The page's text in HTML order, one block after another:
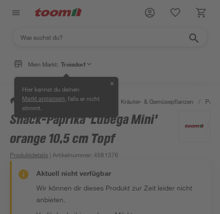
Mein Markt: Troisdorf
Hier kannst du deinen
Markt anpassen , falls er nicht
stimmt.
✕
/ Garten & Freizeit / Pflanzen Kräuter- & Gemüsepflanzen /
Snack-Paprika 'Lubega Mini'
orange 10,5 cm Topf
Produktdetails | Artikelnummer:4581376
Aktuell nicht verfügbar
Wir können dir dieses Produkt zur Zeit leider nicht
anbieten.